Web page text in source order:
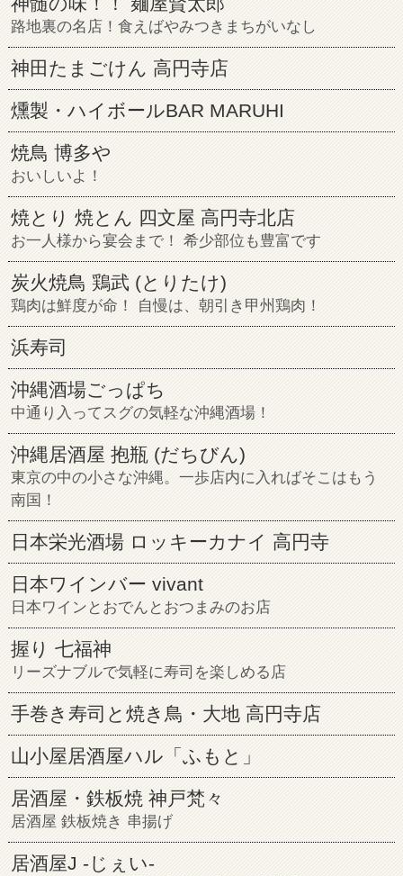
路地裏の名店！食えばやみつきまちがいなし
神田たまごけん 高円寺店
燻製・ハイボールBAR MARUHI
焼鳥 博多や
おいしいよ！
焼とり 焼とん 四文屋 高円寺北店
お一人様から宴会まで！ 希少部位も豊富です
炭火焼鳥 鶏武 (とりたけ)
鶏肉は鮮度が命！ 自慢は、朝引き甲州鶏肉！
浜寿司
沖縄酒場ごっぱち
中通り入ってスグの気軽な沖縄酒場！
沖縄居酒屋 抱瓶 (だちびん)
東京の中の小さな沖縄。一歩店内に入ればそこはもう
南国！
日本栄光酒場 ロッキーカナイ 高円寺
日本ワインバー vivant
日本ワインとおでんとおつまみのお店
握り 七福神
リーズナブルで気軽に寿司を楽しめる店
手巻き寿司と焼き鳥・大地 高円寺店
山小屋居酒屋ハル「ふもと」
居酒屋・鉄板焼 神戸梵々
居酒屋 鉄板焼き 串揚げ
居酒屋J -じぇい-